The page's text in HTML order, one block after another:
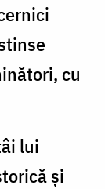
cu
lui
și